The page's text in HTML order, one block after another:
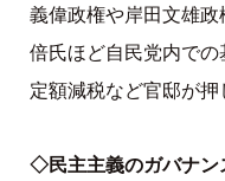
義偉政権や岸田文雄
倍氏ほど自民党内での
定額減税など官邸が押
◇民主主義のガバナン